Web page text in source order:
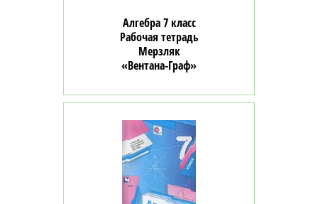
Алгебра 7 класс
Рабочая тетрадь
Мерзляк
«Вентана-Граф»